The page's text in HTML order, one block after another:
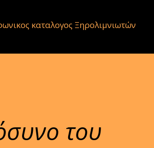
καταλογος Ξηρολιμνιωτών
του